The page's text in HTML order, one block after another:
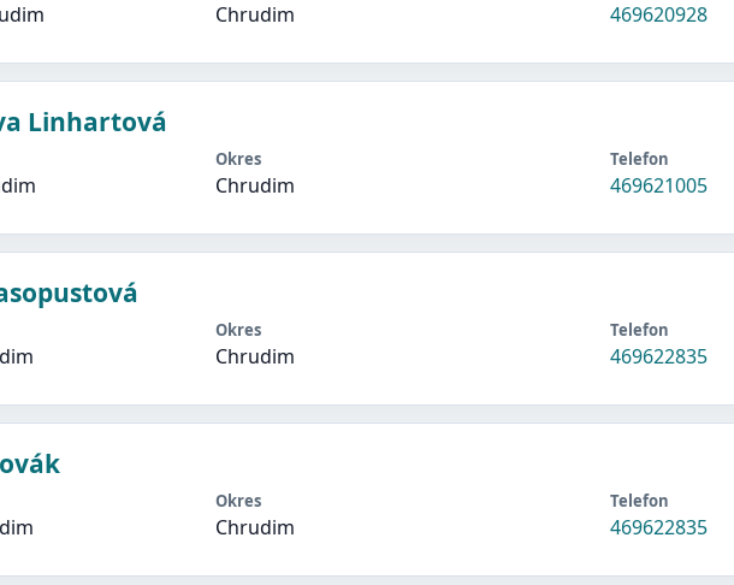
Chrudim 469620928
Linhartová
Okres
Chrudim
Telefon
469621005
Okres
Chrudim
Telefon
469622835
Okres
Chrudim
Telefon
469622835